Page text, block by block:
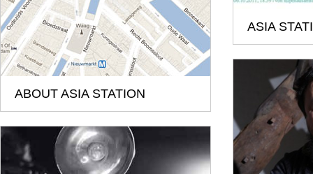
ASIA
ABOUT ASIA STATION